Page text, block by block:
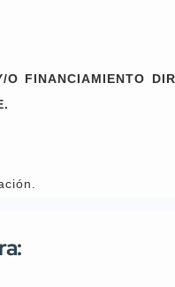
O FINANCIAMIENTO